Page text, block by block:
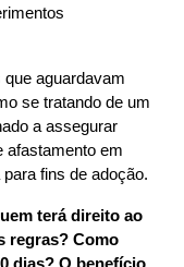
aguardavam
se tratando de um
a assegurar
afastamento em
fins de adoção.
terá direito ao
regras? Como